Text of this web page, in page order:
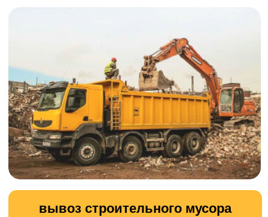
включая рытьё котлованов, траншей и
канав, а также устройство насыпей и
планировку территорий.
УЗНАТЬ ПОДРОБНОСТИ